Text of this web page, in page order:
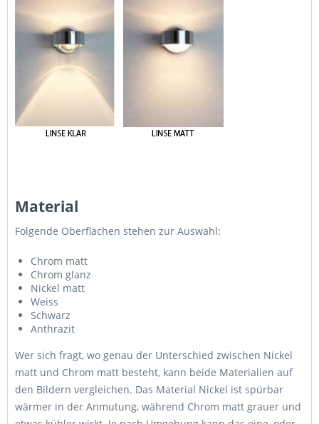
Material
Folgende Oberflächen stehen zur Auswahl:
Chrom matt
Chrom glanz
Nickel matt
Weiss
Schwarz
Anthrazit
Wer sich fragt, wo genau der Unterschied zwischen Nickel
matt und Chrom matt besteht, kann beide Materialien auf
den Bildern vergleichen. Das Material Nickel ist spürbar
wärmer in der Anmutung, während Chrom matt grauer und